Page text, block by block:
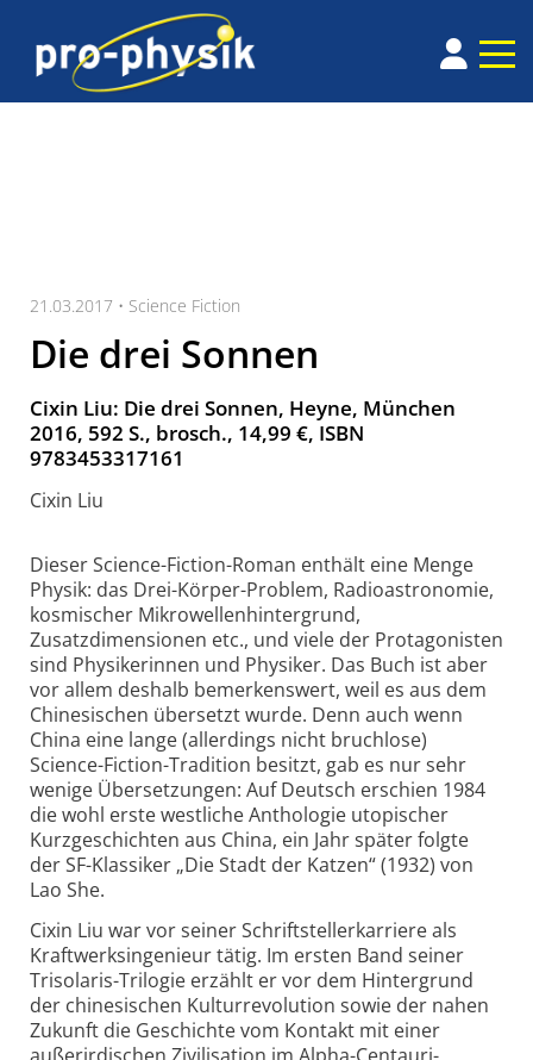
21.03.2017 • Science Fiction
Die drei Sonnen
Cixin Liu: Die drei Sonnen, Heyne, München
2016, 592 S., brosch., 14,99 €, ISBN
9783453317161
Cixin Liu
Dieser Science-Fiction-Roman enthält eine Menge
Physik: das Drei-Körper-Problem, Radioastronomie,
kosmischer Mikrowellenhintergrund,
Zusatzdimensionen etc., und viele der Protagonisten
sind Physikerinnen und Physiker. Das Buch ist aber
vor allem deshalb bemerkenswert, weil es aus dem
Chinesischen übersetzt wurde. Denn auch wenn
China eine lange (allerdings nicht bruchlose)
Science-Fiction-Tradition besitzt, gab es nur sehr
wenige Übersetzungen: Auf Deutsch erschien 1984
die wohl erste westliche Anthologie utopischer
Kurzgeschichten aus China, ein Jahr später folgte
der SF-Klassiker „Die Stadt der Katzen“ (1932) von
Lao She.
Cixin Liu war vor seiner Schriftstellerkarriere als
Kraftwerksingenieur tätig. Im ersten Band seiner
Trisolaris-Trilogie erzählt er vor dem Hintergrund
der chinesischen Kulturrevolution sowie der nahen
Zukunft die Geschichte vom Kontakt mit einer